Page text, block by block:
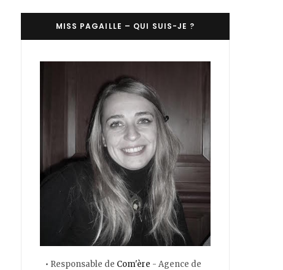
MISS PAGAILLE – QUI SUIS-JE ?
• Responsable de Com'ère - Agence de